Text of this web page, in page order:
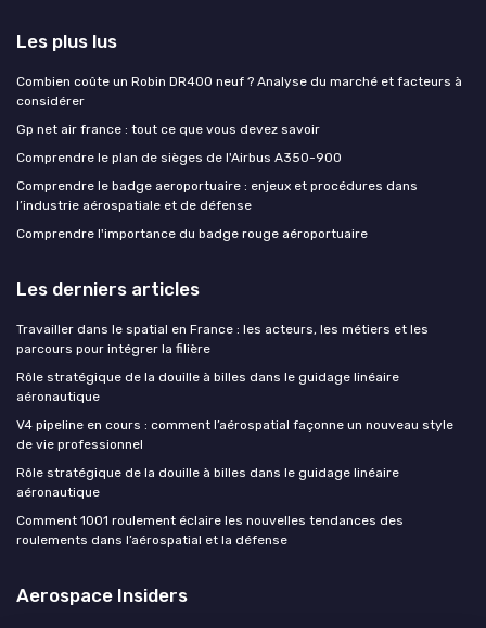
Les plus lus
Combien coûte un Robin DR400 neuf ? Analyse du marché et facteurs à
considérer
Gp net air france : tout ce que vous devez savoir
Comprendre le plan de sièges de l'Airbus A350-900
Comprendre le badge aeroportuaire : enjeux et procédures dans
l’industrie aérospatiale et de défense
Comprendre l'importance du badge rouge aéroportuaire
Les derniers articles
Travailler dans le spatial en France : les acteurs, les métiers et les
parcours pour intégrer la filière
Rôle stratégique de la douille à billes dans le guidage linéaire
aéronautique
V4 pipeline en cours : comment l’aérospatial façonne un nouveau style
de vie professionnel
Rôle stratégique de la douille à billes dans le guidage linéaire
aéronautique
Comment 1001 roulement éclaire les nouvelles tendances des
roulements dans l’aérospatial et la défense
Aerospace Insiders